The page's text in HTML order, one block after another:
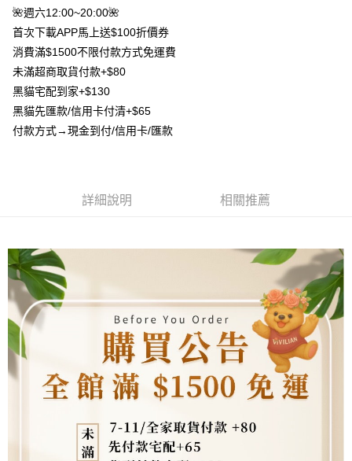
【大哥付你分期使用說明】
2.付款方式選擇「大哥付你分期」，訂單成立後會自動跳轉到大哥付的交易
流程，驗證手機門號後，選擇欲分期的期數、繳款截止日，確認付款後即完
成交易。
3.實際核准額度、可分期數及費用金額請依後續交易確認頁面所載為準。
4.訂單成立30分鐘內，如未前往確認交易或遇審核未通過，訂單將自動取
消。如遇「轉專審核」未通過狀況，表示未達大哥付你分期系統評分，恕無
【繳款方式說明】
帳／街口支付／iPASS MONEY」等通路繳費。
用戶於交易時，得透過本服務購買商品或服務，並由商店將買賣／分期付款
買賣價金債權讓與本公司後，依約使用本公司帳單繳交帳款。
2.基於同意付款使用「大哥付你分期」之契約關係目的，商店將以您的個人
資料（包含姓名、電話或地址）提供予台灣大哥大進項蒐集、處理及利用，
由本公司與您本人進行分期帳單所需資料之確認、核對及更正。
3.完整用戶服務條款，請詳閱以下連結：
https://oppay.tw/userRule
AFTEE先享後付
相關說明
【關於「AFTEE先享後付」】
AFTEE先享後付是「在收到商品之後才付款」的支付方式。 讓您購物簡單
便利好安心！
１．簡單：不需註冊會員、不需綁卡、不需儲值。
２．便利：只要手機號碼，簡訊認證，即可結帳。
３．安心：先確認商品／服務後，再付款。
２．訂單成立數日內，您將收到繳費通知簡訊。
購買商品的店家。未經商家同意取消之訂單仍視為有效，需透過AFTEE先享
後付繳納相關費用。
※ 交易是否成功請以「AFTEE先享後付 」之結帳頁面顯示為準，若有關於
是否繳費成功／繳費後需取消欲退款等相關疑問，請聯繫「AFTEE先享後付
客戶支援中心」
https://netprotections.freshdesk.com/support/home
【注意事項】
１．透過由恩沛科技股份有限公司提供之「AFTEE先享後付」服務完成之交
易，需依本服務之必要範圍內提供個人資料，並將交易相關給付款項請求債
權轉讓予恩沛科技股份有限公司。
２．關於個人資料處理事宜，請瀏覽以下網址：
３．未成年的使用者請事先徵得法定代理人或監護人之同意方可使用
「AFTEE先享後付」，若未經同意申辦者引起之損失，本公司不負相關責
ATM付款
貨到付款
運送方式
先付款宅配到府
每筆NT$65，滿NT$1,500(含以上)免運費
貨到付款
每筆NT$130，滿NT$1,500(含以上)免運費
海外配送 查看運費
🌺週六12:00~20:00🌺
首次下載APP馬上送$100折價券
消費滿$1500不限付款方式免運費
未滿超商取貨付款+$80
黑貓宅配到家+$130
黑貓先匯款/信用卡付清+$65
付款方式→現金到付/信用卡/匯款
詳細說明 相關推薦